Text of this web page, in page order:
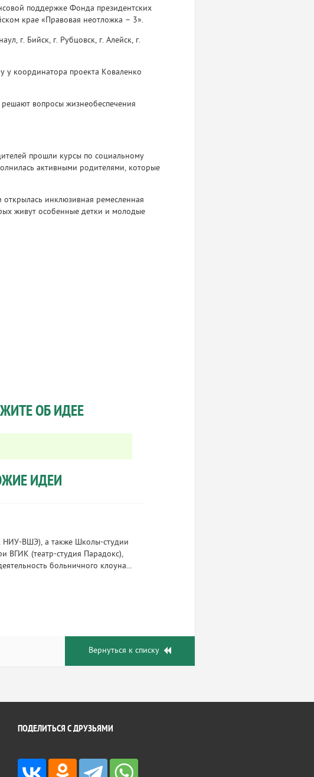
поддержке Фонда президентских
крае «Правовая неотложка – 3».
г. Бийск, г. Рубцовск, г. Алейск, г.
координатора проекта Коваленко
вопросы жизнеобеспечения
прошли курсы по социальному
активными родителями, которые
инклюзивная ремесленная
живут особенные детки и молодые
ОБ ИДЕЕ
ИДЕИ
НИУ-ВШЭ), а также Школы-студии
ВГИК (театр-cтудия Парадокс),
больничного клоуна...
Вернуться к списку
ПОДЕЛИТЬСЯ С ДРУЗЬЯМИ